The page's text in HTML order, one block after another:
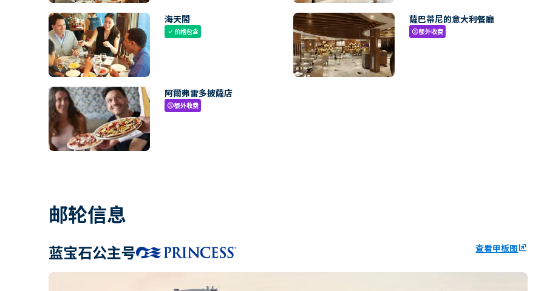
海天閣
check价格包含
薩巴蒂尼的意大利餐廳
paid额外收费
阿爾弗雷多披薩店
paid额外收费
邮轮信息
蓝宝石公主号 查看甲板图ungroup